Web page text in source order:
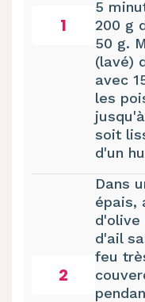
1
5
200 g
50 g.
(lavé)
avec
les
soit
d'un
2
Dans
épais,
d'ail
feu